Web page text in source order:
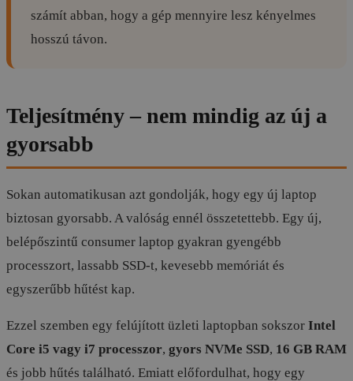
számít abban, hogy a gép mennyire lesz kényelmes
hosszú távon.
Teljesítmény – nem mindig az új a
gyorsabb
Sokan automatikusan azt gondolják, hogy egy új laptop
biztosan gyorsabb. A valóság ennél összetettebb. Egy új,
belépőszintű consumer laptop gyakran gyengébb
processzort, lassabb SSD-t, kevesebb memóriát és
egyszerűbb hűtést kap.
Ezzel szemben egy felújított üzleti laptopban sokszor Intel
Core i5 vagy i7 processzor, gyors NVMe SSD, 16 GB RAM
és jobb hűtés található. Emiatt előfordulhat, hogy egy